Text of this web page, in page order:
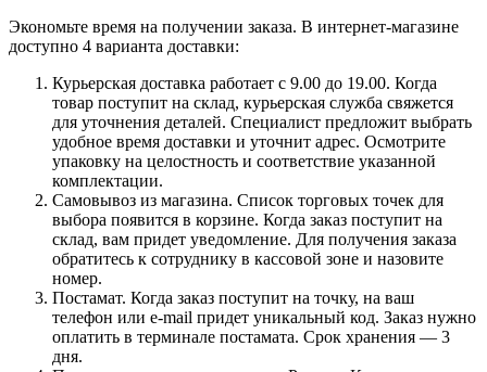
Экономьте время на получении заказа. В интернет-магазине
доступно 4 варианта доставки:
Курьерская доставка работает с 9.00 до 19.00. Когда
товар поступит на склад, курьерская служба свяжется
для уточнения деталей. Специалист предложит выбрать
удобное время доставки и уточнит адрес. Осмотрите
упаковку на целостность и соответствие указанной
комплектации.
Самовывоз из магазина. Список торговых точек для
выбора появится в корзине. Когда заказ поступит на
склад, вам придет уведомление. Для получения заказа
обратитесь к сотруднику в кассовой зоне и назовите
номер.
Постамат. Когда заказ поступит на точку, на ваш
телефон или e-mail придет уникальный код. Заказ нужно
оплатить в терминале постамата. Срок хранения — 3
дня.